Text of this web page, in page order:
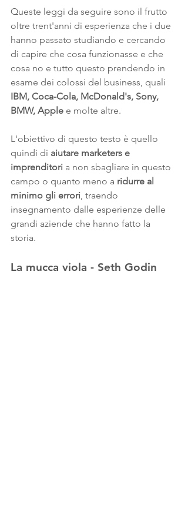
Queste leggi da seguire sono il frutto
oltre trent'anni di esperienza che i due
hanno passato studiando e cercando
di capire che cosa funzionasse e che
cosa no e tutto questo prendendo in
esame dei colossi del business, quali
IBM, Coca-Cola, McDonald's, Sony,
BMW, Apple e molte altre.
L'obiettivo di questo testo è quello
quindi di aiutare marketers e
imprenditori a non sbagliare in questo
campo o quanto meno a ridurre al
minimo gli errori , traendo
insegnamento dalle esperienze delle
grandi aziende che hanno fatto la
storia.
La mucca viola - Seth Godin